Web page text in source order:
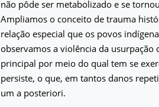
não pôde ser metabolizado e se
Ampliamos o conceito de trauma
relação especial que os povos
observamos a violência da
principal por meio do qual tem se
persiste, o que, em tantos danos
um a posteriori.